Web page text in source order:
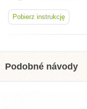
Pobierz instrukcję
Podobné návody